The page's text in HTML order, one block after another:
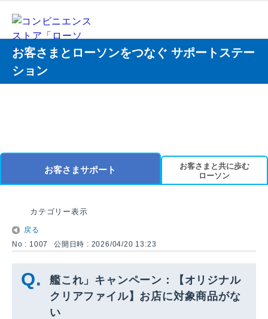
お客さまとローソンをつなぐ サポートステー
ション
お客さまサポート
お客さまと共に歩む
ローソン
カテゴリー表示
戻る
No : 1007
公開日時 : 2026/04/20 13:23
艦これ」キャンペーン：【オリジナル
クリアファイル】お店に対象商品がな
い